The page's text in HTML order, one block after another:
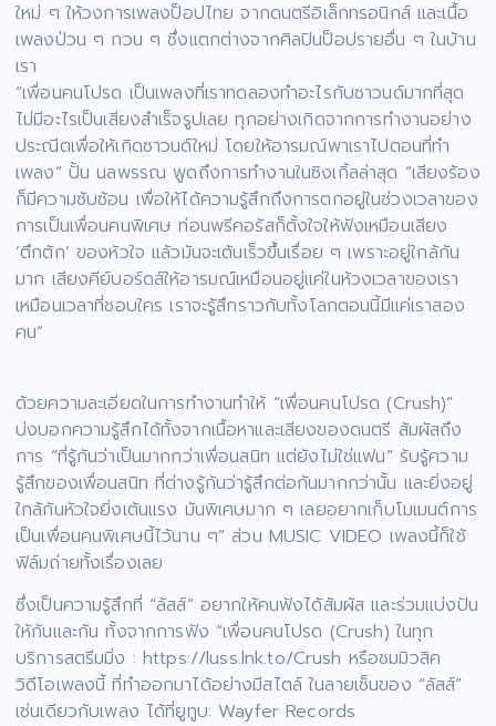
ใหม่ ๆ ให้วงการเพลงป็อปไทย จากดนตรีอิเล็กทรอนิกส์ และเนื้อ
เพลงป่วน ๆ กวน ๆ ซึ่งแตกต่างจากศิลปินป็อปรายอื่น ๆ ในบ้าน
เรา
“เพื่อนคนโปรด เป็นเพลงที่เราทดลองทำอะไรกับซาวนด์มากที่สุด
ไม่มีอะไรเป็นเสียงสำเร็จรูปเลย ทุกอย่างเกิดจากการทำงานอย่าง
ประณีตเพื่อให้เกิดซาวนด์ใหม่ โดยให้อารมณ์พาเราไปตอนที่ทำ
เพลง” ปั้น นลพรรณ พูดถึงการทำงานในซิงเกิ้ลล่าสุด “เสียงร้อง
ก็มีความซับซ้อน เพื่อให้ได้ความรู้สึกถึงการตกอยู่ในช่วงเวลาของ
การเป็นเพื่อนคนพิเศษ ท่อนพรีคอรัสก็ตั้งใจให้ฟังเหมือนเสียง
‘ตึกตัก’ ของหัวใจ แล้วมันจะเต้นเร็วขึ้นเรื่อย ๆ เพราะอยู่ใกล้กัน
มาก เสียงคีย์บอร์ดส์ให้อารมณ์เหมือนอยู่แค่ในห้วงเวลาของเรา
เหมือนเวลาที่ชอบใคร เราจะรู้สึกราวกับทั้งโลกตอนนี้มีแค่เราสอง
คน”
ด้วยความละเอียดในการทำงานทำให้ “เพื่อนคนโปรด (Crush)”
บ่งบอกความรู้สึกได้ทั้งจากเนื้อหาและเสียงของดนตรี สัมผัสถึง
การ “ที่รู้กันว่าเป็นมากกว่าเพื่อนสนิท แต่ยังไม่ใช่แฟน” รับรู้ความ
รู้สึกของเพื่อนสนิท ที่ต่างรู้กันว่ารู้สึกต่อกันมากกว่านั้น และยิ่งอยู่
ใกล้กันหัวใจยิ่งเต้นแรง มันพิเศษมาก ๆ เลยอยากเก็บโมเมนต์การ
เป็นเพื่อนคนพิเศษนี้ไว้นาน ๆ” ส่วน MUSIC VIDEO เพลงนี้ก็ใช้
ฟิล์มถ่ายทั้งเรื่องเลย
ซึ่งเป็นความรู้สึกที่ “ลัสส์” อยากให้คนฟังได้สัมผัส และร่วมแบ่งปัน
ให้กันและกัน ทั้งจากการฟัง “เพื่อนคนโปรด (Crush) ในทุก
บริการสตรีมมิ่ง : https://luss.lnk.to/Crush หรือชมมิวสิค
วิดีโอเพลงนี้ ที่ทำออกมาได้อย่างมีสไตล์ ในลายเซ็นของ “ลัสส์”
เช่นเดียวกับเพลง ได้ที่ยูทูบ: Wayfer Records